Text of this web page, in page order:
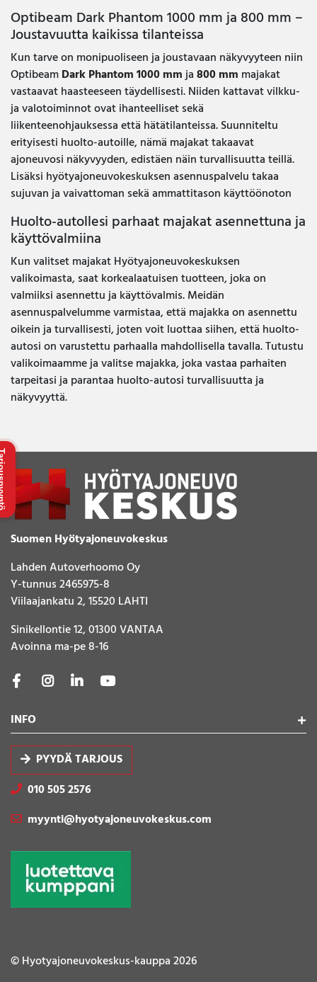
Optibeam Dark Phantom 1000 mm ja 800 mm –
Joustavuutta kaikissa tilanteissa
Kun tarve on monipuoliseen ja joustavaan näkyvyyteen niin
OptibeamDark Phantom 1000 mmja800 mm majakat
vastaavat haasteeseen täydellisesti. Niiden kattavat vilkku-
ja valotoiminnot ovat ihanteelliset sekä
liikenteenohjauksessa että hätätilanteissa. Suunniteltu
erityisesti huolto-autoille, nämä majakat takaavat
ajoneuvosi näkyvyyden, edistäen näin turvallisuutta teillä.
Lisäksi hyötyajoneuvokeskuksen asennuspalvelu takaa
sujuvan ja vaivattoman sekä ammattitason käyttöönoton
Huolto-autollesi parhaat majakat asennettuna ja
käyttövalmiina
Kun valitset majakat Hyötyajoneuvokeskuksen
valikoimasta, saat korkealaatuisen tuotteen, joka on
valmiiksi asennettu ja käyttövalmis. Meidän
asennuspalvelumme varmistaa, että majakka on asennettu
oikein ja turvallisesti, joten voit luottaa siihen, että huolto-
autosi on varustettu parhaalla mahdollisella tavalla. Tutustu
valikoimaamme ja valitse majakka, joka vastaa parhaiten
tarpeitasi ja parantaa huolto-autosi turvallisuutta ja
näkyvyyttä.
Suomen Hyötyajoneuvokeskus
Lahden Autoverhoomo Oy
Y-tunnus 2465975-8
Viilaajankatu 2, 15520 LAHTI
Sinikellontie 12, 01300 VANTAA
Avoinna ma-pe 8-16
INFO
PYYDÄ TARJOUS
010 505 2576
myynti@hyotyajoneuvokeskus.com
© Hyotyajoneuvokeskus-kauppa 2026